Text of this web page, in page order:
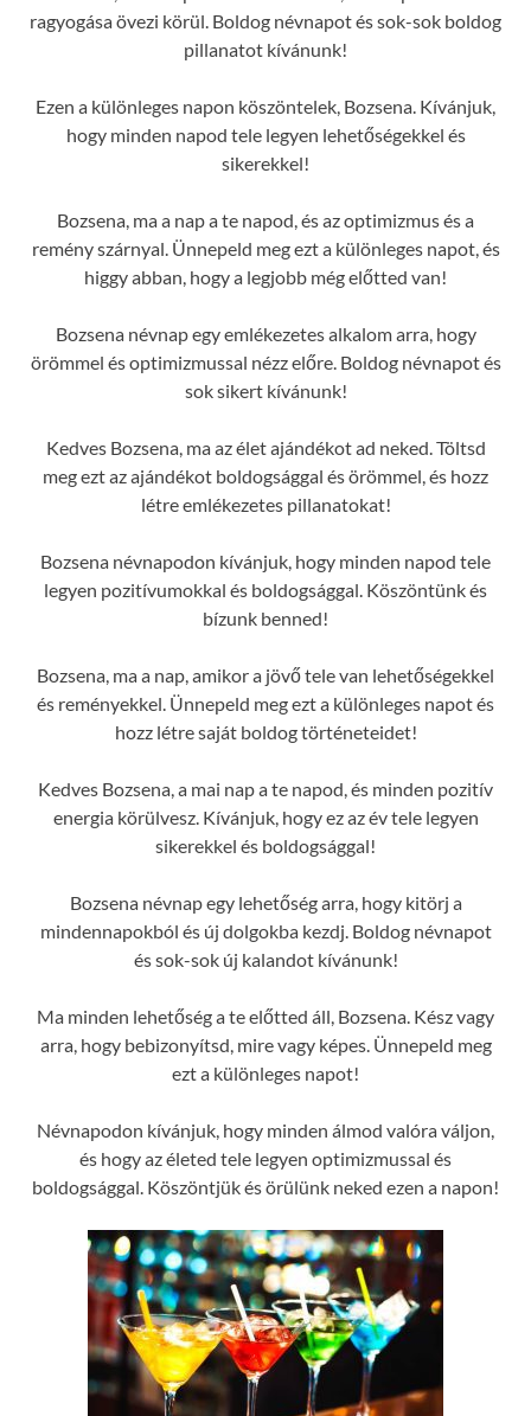
ragyogása övezi körül. Boldog névnapot és sok-sok boldog
pillanatot kívánunk!
Ezen a különleges napon köszöntelek, Bozsena. Kívánjuk,
hogy minden napod tele legyen lehetőségekkel és
sikerekkel!
Bozsena, ma a nap a te napod, és az optimizmus és a
remény szárnyal. Ünnepeld meg ezt a különleges napot, és
higgy abban, hogy a legjobb még előtted van!
Bozsena névnap egy emlékezetes alkalom arra, hogy
örömmel és optimizmussal nézz előre. Boldog névnapot és
sok sikert kívánunk!
Kedves Bozsena, ma az élet ajándékot ad neked. Töltsd
meg ezt az ajándékot boldogsággal és örömmel, és hozz
létre emlékezetes pillanatokat!
Bozsena névnapodon kívánjuk, hogy minden napod tele
legyen pozitívumokkal és boldogsággal. Köszöntünk és
bízunk benned!
Bozsena, ma a nap, amikor a jövő tele van lehetőségekkel
és reményekkel. Ünnepeld meg ezt a különleges napot és
hozz létre saját boldog történeteidet!
Kedves Bozsena, a mai nap a te napod, és minden pozitív
energia körülvesz. Kívánjuk, hogy ez az év tele legyen
sikerekkel és boldogsággal!
Bozsena névnap egy lehetőség arra, hogy kitörj a
mindennapokból és új dolgokba kezdj. Boldog névnapot
és sok-sok új kalandot kívánunk!
Ma minden lehetőség a te előtted áll, Bozsena. Kész vagy
arra, hogy bebizonyítsd, mire vagy képes. Ünnepeld meg
ezt a különleges napot!
Névnapodon kívánjuk, hogy minden álmod valóra váljon,
és hogy az életed tele legyen optimizmussal és
boldogsággal. Köszöntjük és örülünk neked ezen a napon!